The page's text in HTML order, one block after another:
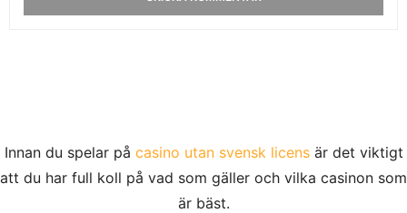
Innan du spelar på casino utan svensk licensär det viktigt
att du har full koll på vad som gäller och vilka casinon som
är bäst.